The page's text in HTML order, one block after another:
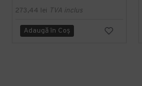
273,44 lei TVA inclus
Adaugă în Coş